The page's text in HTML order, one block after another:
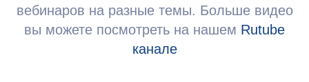
вебинаров на разные темы. Больше видео
вы можете посмотреть на нашем Rutube
канале